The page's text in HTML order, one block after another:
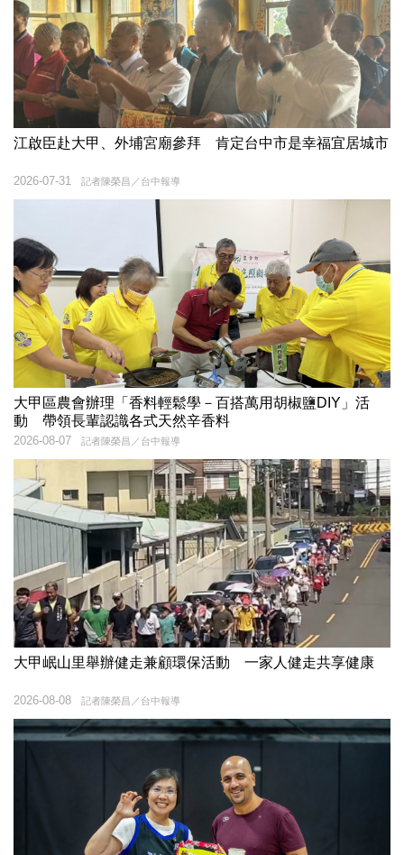
江啟臣赴大甲、外埔宮廟參拜 肯定台中市是幸福宜居城市
記者陳榮昌／台中報導
2026-07-31
大甲區農會辦理「香料輕鬆學－百搭萬用胡椒鹽DIY」活
動 帶領長輩認識各式天然辛香料
記者陳榮昌／台中報導
2026-08-07
大甲岷山里舉辦健走兼顧環保活動 一家人健走共享健康
記者陳榮昌／台中報導
2026-08-08